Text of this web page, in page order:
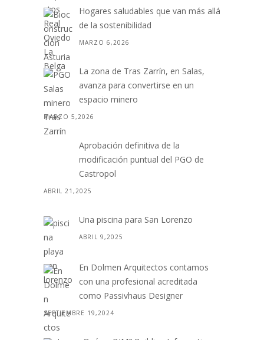
Hogares saludables que van más allá
de la sostenibilidad
MARZO 6,2026
La zona de Tras Zarrín, en Salas,
avanza para convertirse en un
espacio minero
MARZO 5,2026
Aprobación definitiva de la
modificación puntual del PGO de
Castropol
ABRIL 21,2025
Una piscina para San Lorenzo
ABRIL 9,2025
En Dolmen Arquitectos contamos
con una profesional acreditada
como Passivhaus Designer
SEPTIEMBRE 19,2024